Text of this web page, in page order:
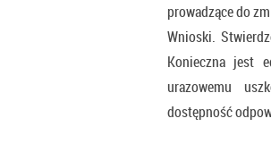
prowadzące do
Wnioski.
Konieczna jest
urazowemu
dostępność